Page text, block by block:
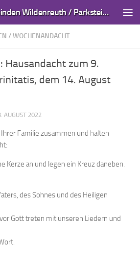
Kirchengemeinden Wildenreuth / Parkstein und Kirchendemenreuth
/WOCHENANDACHT
Hausandacht zum 9.
dem 14. August
AUGUST 2022
Familie zusammen und halten
Kerze an und legen ein Kreuz daneben.
des Sohnes und des Heiligen
Gott treten mit unseren Liedern und